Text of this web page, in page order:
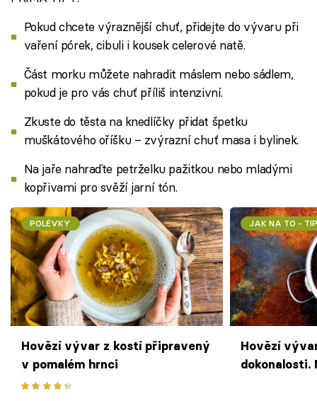
Pokud chcete výraznější chuť, přidejte do vývaru při
vaření pórek, cibuli i kousek celerové natě.
Část morku můžete nahradit máslem nebo sádlem,
pokud je pro vás chuť příliš intenzivní.
Zkuste do těsta na knedlíčky přidat špetku
muškátového oříšku – zvýrazní chuť masa i bylinek.
Na jaře nahraďte petrželku pažitkou nebo mladými
kopřivami pro svěží jarní tón.
POLÉVKY
Hovězí vývar z kostí připravený
v pomalém hrnci
JAK NA TO -
Hovězí
dokonalosti.